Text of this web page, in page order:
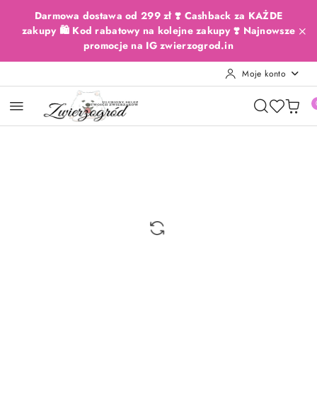
Przejdź do treści głównej
Przejdź do wyszukiwarki
Przejdź do moje konto
Przejdź do menu głównego
Przejdź do opisu produktu
Przejdź do stopki
Darmowa dostawa od 299 zł ❣️ Cashback za KAŻDE
zakupy 🛍️ Kod rabatowy na kolejne zakupy ❣️ Najnowsze
promocje na IG zwierzogrod.in
Moje konto